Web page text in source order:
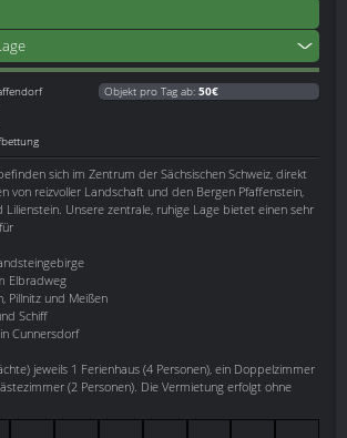
Objekt pro Tag ab: 50€
sich im Zentrum der Sächsischen Schweiz, direkt
von reizvoller Landschaft und den Bergen Pfaffenstein,
Lilienstein. Unsere zentrale, ruhige Lage bietet einen sehr
Elbradweg
Pillnitz und Meißen
Schiff
Cunnersdorf
jeweils 1 Ferienhaus (4 Personen), ein Doppelzimmer
(2 Personen). Die Vermietung erfolgt ohne